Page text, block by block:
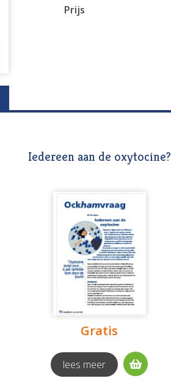
Prijs
Iedereen aan de oxytocine?
Gratis
lees meer